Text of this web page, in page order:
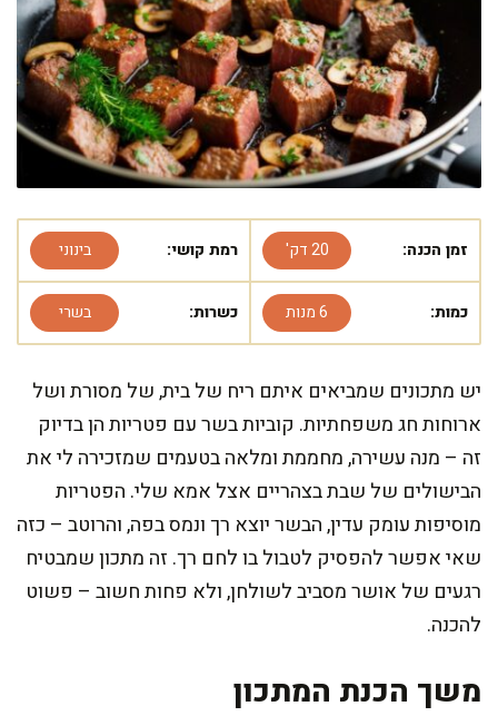
זמן הכנה: 20 דק' רמת קושי: בינוני
כמות: 6 מנות כשרות: בשרי
יש מתכונים שמביאים איתם ריח של בית, של מסורת ושל
ארוחות חג משפחתיות. קוביות בשר עם פטריות הן בדיוק
זה – מנה עשירה, מחממת ומלאה בטעמים שמזכירה לי את
הבישולים של שבת בצהריים אצל אמא שלי. הפטריות
מוסיפות עומק עדין, הבשר יוצא רך ונמס בפה, והרוטב – כזה
שאי אפשר להפסיק לטבול בו לחם רך. זה מתכון שמבטיח
רגעים של אושר מסביב לשולחן, ולא פחות חשוב – פשוט
להכנה.
משך הכנת המתכון